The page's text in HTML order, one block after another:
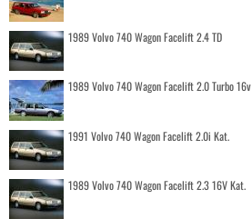
1989 Volvo 740 Wagon Facelift 2.4 TD
1989 Volvo 740 Wagon Facelift 2.0 Turbo 16v
1991 Volvo 740 Wagon Facelift 2.0i Kat.
1989 Volvo 740 Wagon Facelift 2.3 16V Kat.